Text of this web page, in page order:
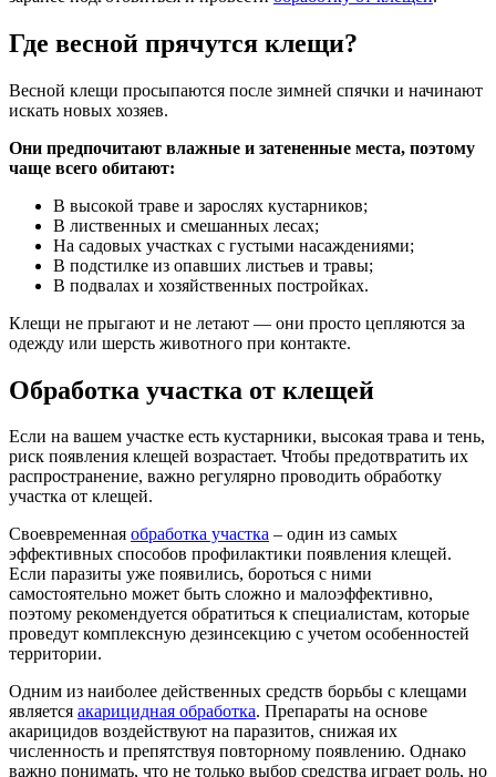
Где весной прячутся клещи?
Весной клещи просыпаются после зимней спячки и начинают
искать новых хозяев.
Они предпочитают влажные и затененные места, поэтому
чаще всего обитают:
В высокой траве и зарослях кустарников;
В лиственных и смешанных лесах;
На садовых участках с густыми насаждениями;
В подстилке из опавших листьев и травы;
В подвалах и хозяйственных постройках.
Клещи не прыгают и не летают — они просто цепляются за
одежду или шерсть животного при контакте.
Обработка участка от клещей
Если на вашем участке есть кустарники, высокая трава и тень,
риск появления клещей возрастает. Чтобы предотвратить их
распространение, важно регулярно проводить обработку
участка от клещей.
Своевременная обработка участка – один из самых
эффективных способов профилактики появления клещей.
Если паразиты уже появились, бороться с ними
самостоятельно может быть сложно и малоэффективно,
поэтому рекомендуется обратиться к специалистам, которые
проведут комплексную дезинсекцию с учетом особенностей
территории.
Одним из наиболее действенных средств борьбы с клещами
является акарицидная обработка. Препараты на основе
акарицидов воздействуют на паразитов, снижая их
численность и препятствуя повторному появлению. Однако
важно понимать, что не только выбор средства играет роль, но